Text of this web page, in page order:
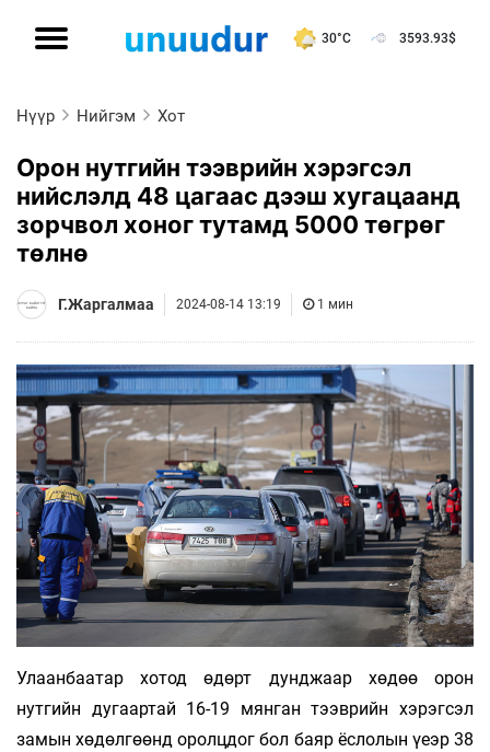
30°C 3593.93$
Нүүр Нийгэм Хот
Орон нутгийн тээврийн хэрэгсэл
нийслэлд 48 цагаас дээш хугацаанд
зорчвол хоног тутамд 5000 төгрөг
төлнө
Г.Жаргалмаа 2024-08-14 13:19 1 мин
Улаанбаатар хотод өдөрт дунджаар хөдөө орон
нутгийн дугаартай 16-19 мянган тээврийн хэрэгсэл
замын хөдөлгөөнд оролцдог бол баяр ёслолын үеэр 38